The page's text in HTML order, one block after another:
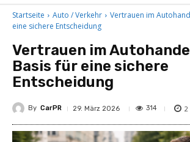
Startseite Auto / Verkehr
Vertrauen im
eine sichere Entscheidung
Vertrauen im
Basis für eine sichere
Entscheidung
By CarPR 29. März 2026 314 2